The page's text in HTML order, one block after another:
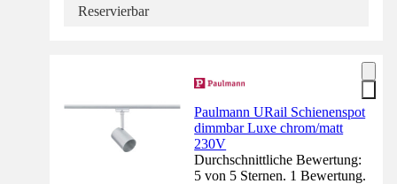
Reservierbar
Paulmann URail Schienenspot
dimmbar Luxe chrom/matt
230V
Durchschnittliche Bewertung:
5 von 5 Sternen. 1 Bewertung.